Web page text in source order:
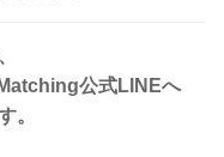
公式LINEへ
。